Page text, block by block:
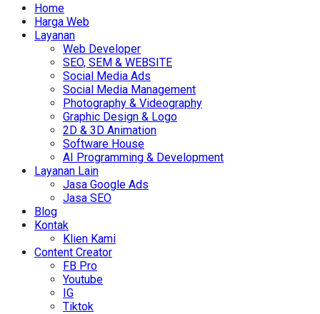
Home
Harga Web
Layanan
Web Developer
SEO, SEM & WEBSITE
Social Media Ads
Social Media Management
Photography & Videography
Graphic Design & Logo
2D & 3D Animation
Software House
AI Programming & Development
Layanan Lain
Jasa Google Ads
Jasa SEO
Blog
Kontak
Klien Kami
Content Creator
FB Pro
Youtube
IG
Tiktok